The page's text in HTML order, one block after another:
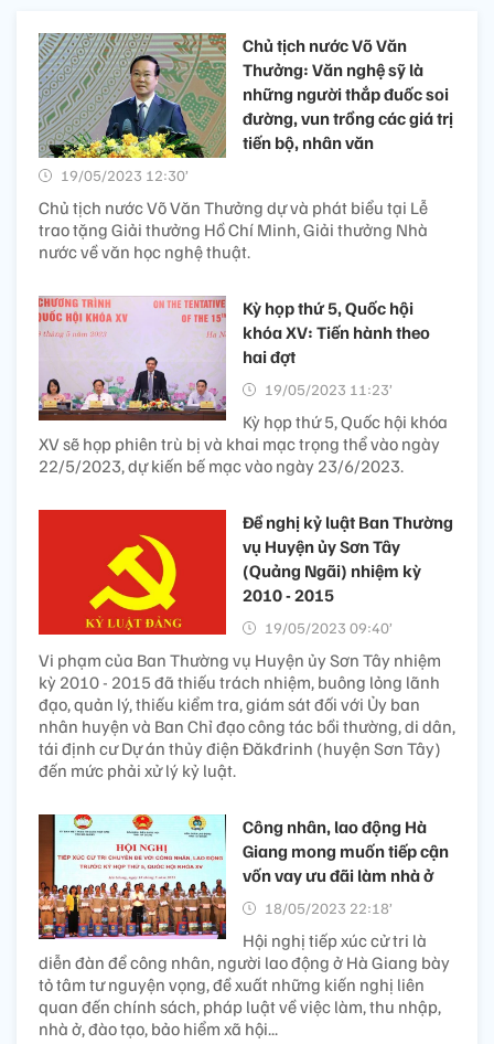
Chủ tịch nước Võ Văn
Thưởng: Văn nghệ sỹ là
những người thắp đuốc soi
đường, vun trồng các giá trị
tiến bộ, nhân văn
19/05/2023 12:30’
Chủ tịch nước Võ Văn Thưởng dự và phát biểu tại Lễ
trao tặng Giải thưởng Hồ Chí Minh, Giải thưởng Nhà
nước về văn học nghệ thuật.
Kỳ họp thứ 5, Quốc hội
khóa XV: Tiến hành theo
hai đợt
19/05/2023 11:23’
Kỳ họp thứ 5, Quốc hội khóa
XV sẽ họp phiên trù bị và khai mạc trọng thể vào ngày
22/5/2023, dự kiến bế mạc vào ngày 23/6/2023.
Đề nghị kỷ luật Ban Thường
vụ Huyện ủy Sơn Tây
(Quảng Ngãi) nhiệm kỳ
2010 - 2015
19/05/2023 09:40’
Vi phạm của Ban Thường vụ Huyện ủy Sơn Tây nhiệm
kỳ 2010 - 2015 đã thiếu trách nhiệm, buông lỏng lãnh
đạo, quản lý, thiếu kiểm tra, giám sát đối với Ủy ban
nhân huyện và Ban Chỉ đạo công tác bồi thường, di dân,
tái định cư Dự án thủy điện Đăkđrinh (huyện Sơn Tây)
đến mức phải xử lý kỷ luật.
Công nhân, lao động Hà
Giang mong muốn tiếp cận
vốn vay ưu đãi làm nhà ở
18/05/2023 22:18’
Hội nghị tiếp xúc cử tri là
diễn đàn để công nhân, người lao động ở Hà Giang bày
tỏ tâm tư nguyện vọng, đề xuất những kiến nghị liên
quan đến chính sách, pháp luật về việc làm, thu nhập,
nhà ở, đào tạo, bảo hiểm xã hội...